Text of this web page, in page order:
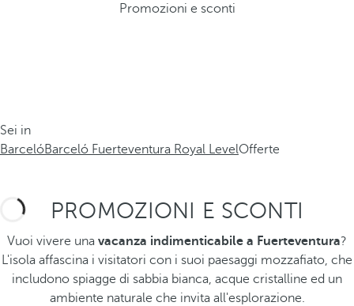
Promozioni e sconti
Sei in
BarcelóBarceló Fuerteventura Royal LevelOfferte
PROMOZIONI E SCONTI
Vuoi vivere una vacanza indimenticabile a Fuerteventura?
L'isola affascina i visitatori con i suoi paesaggi mozzafiato, che
includono spiagge di sabbia bianca, acque cristalline ed un
ambiente naturale che invita all'esplorazione.